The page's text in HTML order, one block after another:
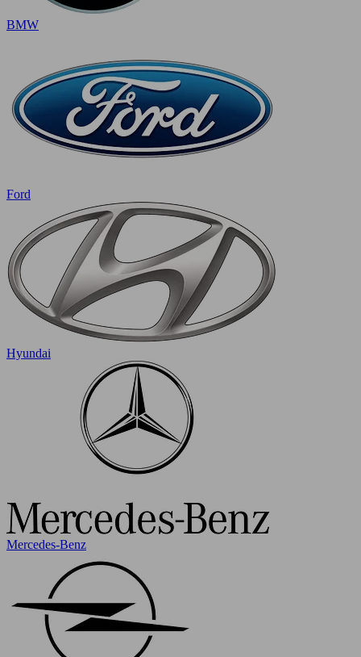
BMW
Ford
Hyundai
Mercedes-Benz